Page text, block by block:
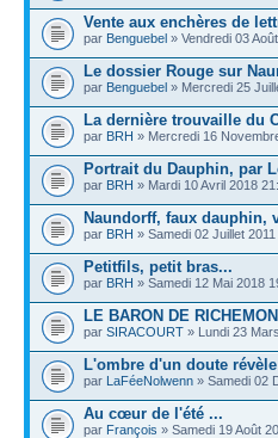
Vente aux enchères de
par Benguebel » Vendredi 03
Le dossier Rouge sur
par Benguebel » Mercredi 25
La dernière trouvaille du
par BRH » Mercredi 16
Portrait du Dauphin, par
par BRH » Mardi 10 Avril 2018
Naundorff, faux dauphin,
par BRH » Samedi 02 Juillet
Petitfils, petit bras...
par BRH » Samedi 12 Mai 2018
LE BARON DE
par SIRACOURT » Lundi 23
L'ombre d'un doute
par LaFéeNolwenn » Samedi 02
Au cœur de l'été ...
par François » Samedi 19 Août